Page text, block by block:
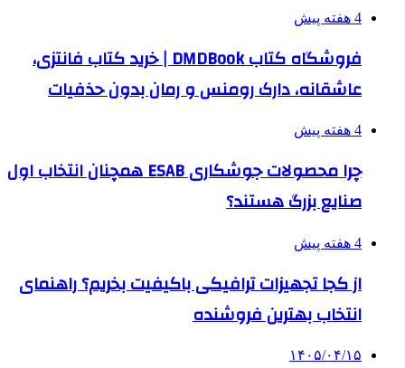
4 هفته پیش
فروشگاه کتاب DMDBook | خرید کتاب فانتزی،
عاشقانه، دارک رومنس و رمان بدون حذفیات
4 هفته پیش
چرا محصولات جوشکاری ESAB همچنان انتخاب اول
صنایع بزرگ هستند؟
4 هفته پیش
از کجا تجهیزات ترافیکی باکیفیت بخریم؟ راهنمای
انتخاب بهترین فروشنده
۱۴۰۵/۰۴/۱۵